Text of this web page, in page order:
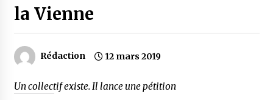
la Vienne
Rédaction 12 mars 2019
Un collectif existe. Il lance une pétition